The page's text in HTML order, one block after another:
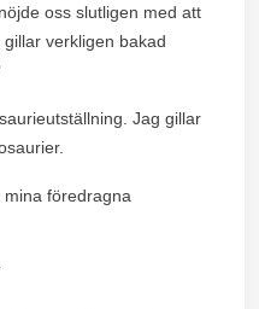
oss slutligen med att
verkligen bakad
Jag gillar
föredragna